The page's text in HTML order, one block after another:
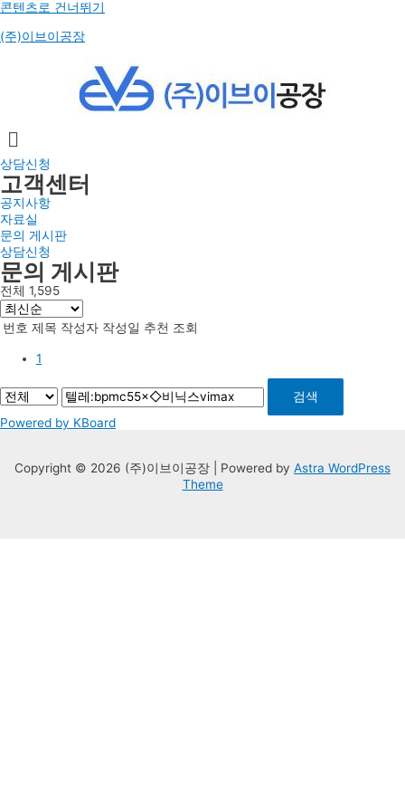
콘텐츠로 건너뛰기
(주)이브이공장
상담신청
고객센터
공지사항
자료실
문의 게시판
상담신청
문의 게시판​
전체 1,595
번호 제목 작성자 작성일 추천 조회
1
검색
Powered by KBoard
Copyright © 2026 (주)이브이공장 | Powered by Astra WordPress
Theme